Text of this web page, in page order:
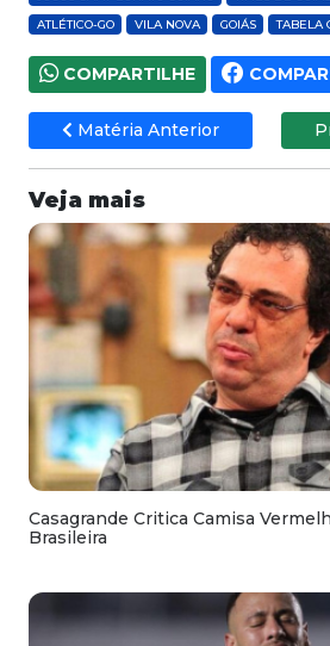
ATLÉTICO-GO
VILA NOVA GOIÁS TABELA
COMPARTILHE
Matéria Anterior
Veja mais
Casagrande Critica Camisa
Brasileira